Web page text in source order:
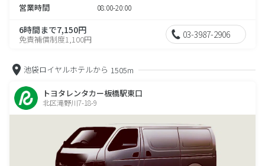
営業時間 08:00-20:00
6時間まで7,150円
免責補償制度1,100円 03-3987-2906
池袋ロイヤルホテルから 1505m
トヨタレンタカー板橋駅東口
北区滝野川7-18-9